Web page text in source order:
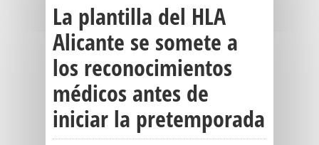
La plantilla del HLA
Alicante se somete a
los reconocimientos
médicos antes de
iniciar la pretemporada